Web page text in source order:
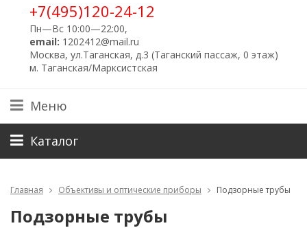
+7(495)120-24-12
Пн—Вс 10:00—22:00,
email: 1202412@mail.ru
Москва, ул.Таганская, д.3 (Таганский пассаж, 0 этаж)
м. Таганская/Марксистская
Меню
Каталог
Главная Объективы и оптические приборы Подзорные трубы
Подзорные трубы